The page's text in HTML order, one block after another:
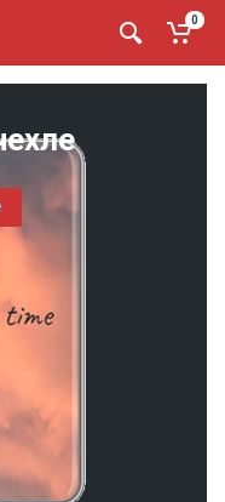
0